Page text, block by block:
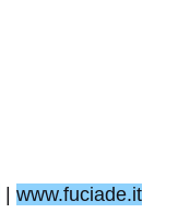
www.fuciade.it